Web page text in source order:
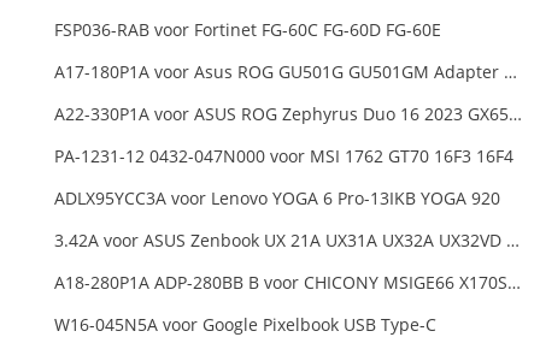
FSP036-RAB voor Fortinet FG-60C FG-60D FG-60E
A17-180P1A voor Asus ROG GU501G GU501GM Adapter Power Supply
A22-330P1A voor ASUS ROG Zephyrus Duo 16 2023 GX650PY
PA-1231-12 0432-047N000 voor MSI 1762 GT70 16F3 16F4
ADLX95YCC3A voor Lenovo YOGA 6 Pro-13IKB YOGA 920
3.42A voor ASUS Zenbook UX 21A UX31A UX32A UX32VD Series Ultrabook Models
A18-280P1A ADP-280BB B voor CHICONY MSIGE66 X170SMG, MSI GE66 GE76
W16-045N5A voor Google Pixelbook USB Type-C